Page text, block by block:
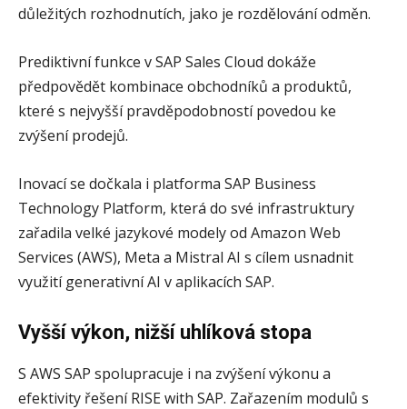
důležitých rozhodnutích, jako je rozdělování odměn.
Prediktivní funkce v SAP Sales Cloud dokáže
předpovědět kombinace obchodníků a produktů,
které s nejvyšší pravděpodobností povedou ke
zvýšení prodejů.
Inovací se dočkala i platforma SAP Business
Technology Platform, která do své infrastruktury
zařadila velké jazykové modely od Amazon Web
Services (AWS), Meta a Mistral AI s cílem usnadnit
využití generativní AI v aplikacích SAP.
Vyšší výkon, nižší uhlíková stopa
S AWS SAP spolupracuje i na zvýšení výkonu a
efektivity řešení RISE with SAP. Zařazením modulů s